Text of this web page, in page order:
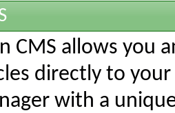
CMS allows you
directly to
with a